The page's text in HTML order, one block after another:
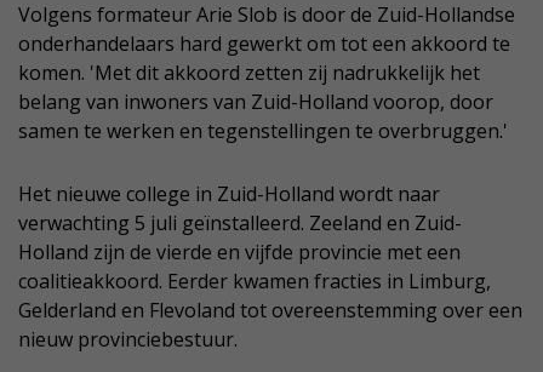
Volgens formateur Arie Slob is door de Zuid-Hollandse
onderhandelaars hard gewerkt om tot een akkoord te
komen. 'Met dit akkoord zetten zij nadrukkelijk het
belang van inwoners van Zuid-Holland voorop, door
samen te werken en tegenstellingen te overbruggen.'
Het nieuwe college in Zuid-Holland wordt naar
verwachting 5 juli geïnstalleerd. Zeeland en Zuid-
Holland zijn de vierde en vijfde provincie met een
coalitieakkoord. Eerder kwamen fracties in Limburg,
Gelderland en Flevoland tot overeenstemming over een
nieuw provinciebestuur.